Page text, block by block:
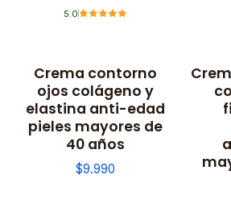
5.0
Crema contorno
ojos colágeno y
elastina anti-edad
pieles mayores de
40 años
$9.990